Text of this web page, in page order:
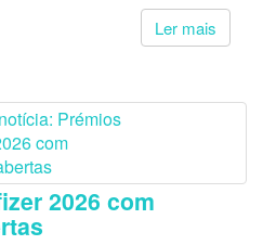
Ler mais
2026 com